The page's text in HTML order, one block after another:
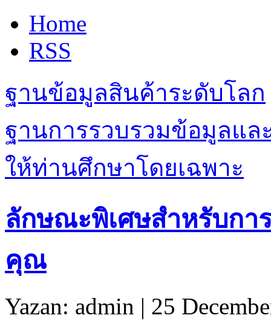
Home
RSS
ฐานข้อมูลสินค้าระดับโลก
ฐานการรวบรวมข้อมูลแล
ให้ท่านศึกษาโดยเฉพาะ
ลักษณะพิเศษสำหรับก
คุณ
Yazan: admin | 25